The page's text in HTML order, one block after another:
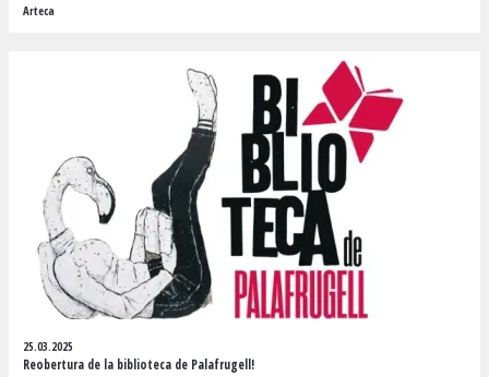
Arteca
25.03.2025
Reobertura de la biblioteca de Palafrugell!